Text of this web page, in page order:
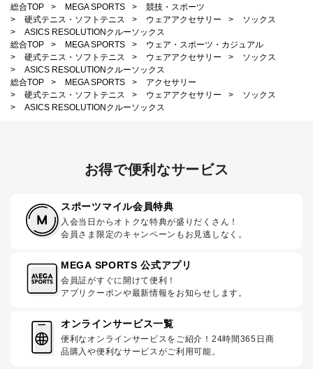
総合TOP
> MEGA SPORTS >
競技・スポーツ
>
硬式テニス・ソフトテニス > ウェアアクセサリー >
ソックス
>
ASICS RESOLUTIONクルーソックス
総合TOP
> MEGA SPORTS >
ウェア・スポーツ・カジュアル
>
硬式テニス・ソフトテニス > ウェアアクセサリー >
ソックス
>
ASICS RESOLUTIONクルーソックス
総合TOP
> MEGA SPORTS >
アクセサリー
>
硬式テニス・ソフトテニス > ウェアアクセサリー >
ソックス
>
ASICS RESOLUTIONクルーソックス
お得で便利なサービス
スポーツマイル会員特典
入会当日からオトクな特典が盛りだくさん！
会員さま限定のキャンペーンもお見逃しなく。
MEGA SPORTS 公式アプリ
会員証がすぐに開けて便利！
アプリクーポンや最新情報をお知らせします。
オンラインサービス一覧
便利なオンラインサービスをご紹介！24時間365日商
品購入や便利なサービスがご利用可能。